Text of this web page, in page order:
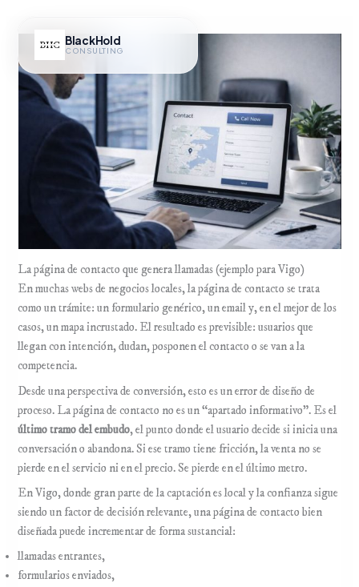
contenido
BlackHold
CONSULTING
Hub IA
La página de contacto que genera llamadas (ejemplo para Vigo)
En muchas webs de negocios locales, la página de contacto se trata
como un trámite: un formulario genérico, un email y, en el mejor de los
casos, un mapa incrustado. El resultado es previsible: usuarios que
llegan con intención, dudan, posponen el contacto o se van a la
competencia.
Desde una perspectiva de conversión, esto es un error de diseño de
proceso. La página de contacto no es un “apartado informativo”. Es el
último tramo del embudo, el punto donde el usuario decide si inicia una
conversación o abandona. Si ese tramo tiene fricción, la venta no se
pierde en el servicio ni en el precio. Se pierde en el último metro.
En Vigo, donde gran parte de la captación es local y la confianza sigue
siendo un factor de decisión relevante, una página de contacto bien
diseñada puede incrementar de forma sustancial:
llamadas entrantes,
formularios enviados,